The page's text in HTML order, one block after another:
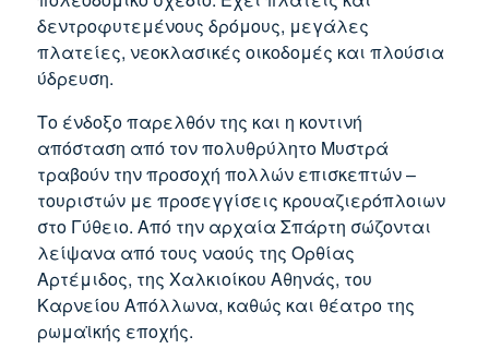
δεντροφυτεμένους δρόμους, μεγάλες
πλατείες, νεοκλασικές οικοδομές και πλούσια
ύδρευση.
Το ένδοξο παρελθόν της και η κοντινή
απόσταση από τον πολυθρύλητο Μυστρά
τραβούν την προσοχή πολλών επισκεπτών –
τουριστών με προσεγγίσεις κρουαζιερόπλοιων
στο Γύθειο. Από την αρχαία Σπάρτη σώζονται
λείψανα από τους ναούς της Ορθίας
Αρτέμιδος, της Χαλκιοίκου Αθηνάς, του
Καρνείου Απόλλωνα, καθώς και θέατρο της
ρωμαϊκής εποχής.